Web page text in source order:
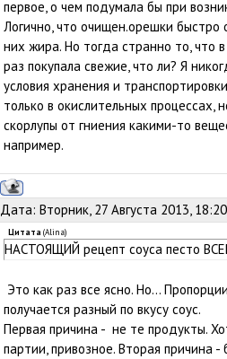
первое, о чем подумала бы при
Логично, что очищен.орешки
них жира. Но тогда странно то, что
раз покупала свежие, что ли? Я
условия хранения и
только в окислительных процессах,
скорлупы от гниения какими-то
например.
Дата: Вторник, 27 Августа 2013,
Цитата (Alina)
НАСТОЯЩИЙ рецепт соуса песто
Это как раз все ясно. Но...
получается разный по вкусу соус.
Первая причина - не те продукты.
партии, привозное. Вторая причина